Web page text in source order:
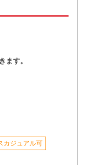
ます。
カジュアル可